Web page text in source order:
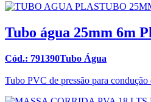
Tubo água 25mm 6m
Cód.: 791390Tubo Água
Tubo PVC de pressão para condução